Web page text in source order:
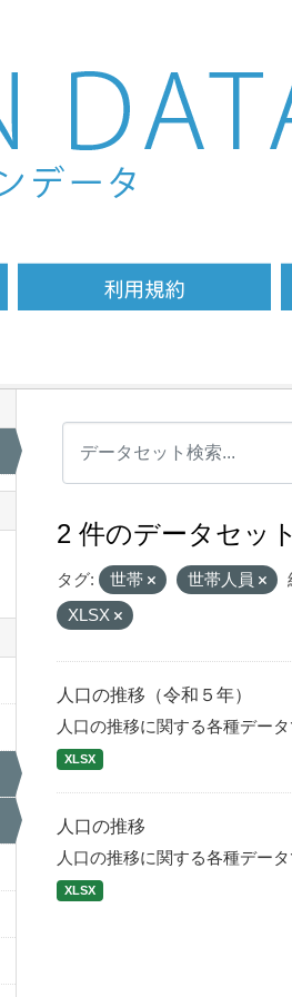
2 件のデータセッ
タグ: 世帯 世帯人員
XLSX
人口の推移（令和５年）
人口の推移に関する各種データ
XLSX
人口の推移
人口の推移に関する各種データ
XLSX